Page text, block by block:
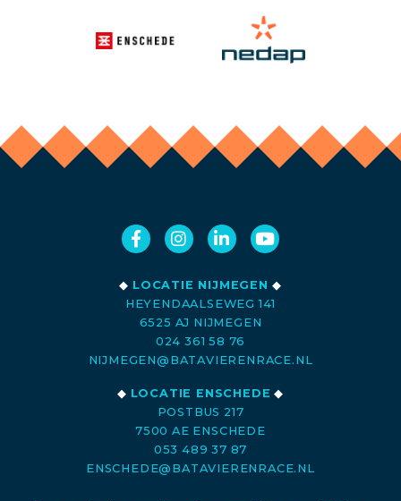
◆ LOCATIE NIJMEGEN ◆
HEYENDAALSEWEG 141
6525 AJ NIJMEGEN
024 361 58 76
NIJMEGEN@BATAVIERENRACE.NL
◆ LOCATIE ENSCHEDE ◆
POSTBUS 217
7500 AE ENSCHEDE
053 489 37 87
ENSCHEDE@BATAVIERENRACE.NL